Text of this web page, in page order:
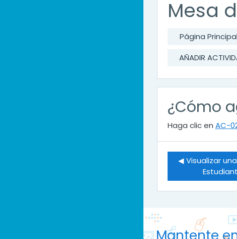
Mesa
Página Principal
AÑADIR
¿Cómo
Haga clic en AC-
◀︎ Visualizar
Mantente